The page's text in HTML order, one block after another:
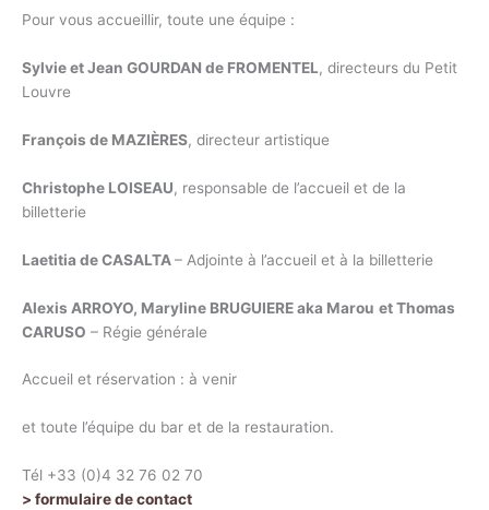
Pour vous accueillir, toute une équipe :
Sylvie et Jean GOURDAN de FROMENTEL, directeurs du Petit
Louvre
François de MAZIÈRES, directeur artistique
Christophe LOISEAU, responsable de l’accueil et de la
billetterie
Laetitia de CASALTA– Adjointe à l’accueil et à la billetterie
Alexis ARROYO, Maryline BRUGUIERE aka Marou et Thomas
CARUSO – Régie générale
Accueil et réservation : à venir
et toute l’équipe du bar et de la restauration.
Tél +33 (0)4 32 76 02 70
> formulaire de contact